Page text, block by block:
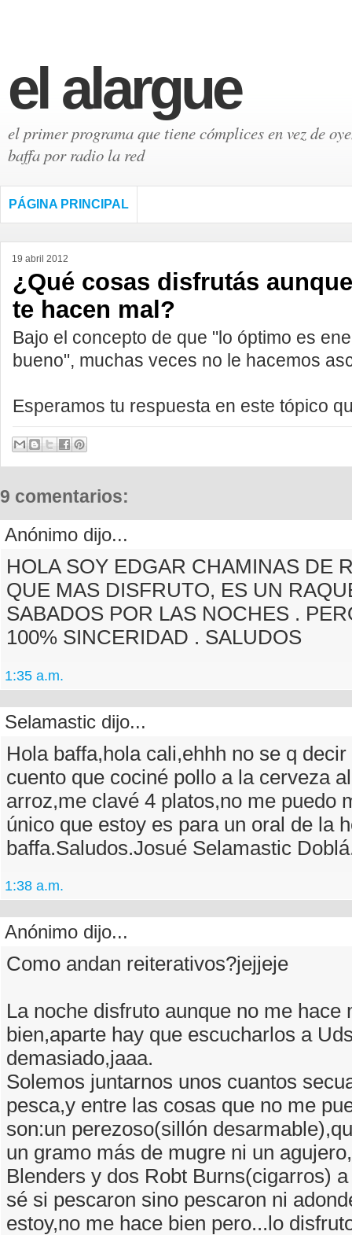
el alargue
el primer programa que tiene cómplices en vez de
baffa por radio la red
PÁGINA PRINCIPAL
19 abril 2012
¿Qué cosas disfrutás
te hacen mal?
Bajo el concepto de que "lo óptimo es
bueno", muchas veces no le hacemos
Esperamos tu respuesta en este tópico
9 comentarios:
Anónimo dijo...
HOLA SOY EDGAR CHAMINAS DE
QUE MAS DISFRUTO, ES UN
SABADOS POR LAS NOCHES .
100% SINCERIDAD . SALUDOS
1:35 a.m.
Selamastic dijo...
Hola baffa,hola cali,ehhh no se q
cuento que cociné pollo a la cerveza
arroz,me clavé 4 platos,no me puedo
único que estoy es para un oral de la
baffa.Saludos.Josué Selamastic
1:38 a.m.
Anónimo dijo...
Como andan reiterativos?jejjeje
La noche disfruto aunque no me hace
bien,aparte hay que escucharlos a
demasiado,jaaa.
Solemos juntarnos unos cuantos
pesca,y entre las cosas que no me
son:un perezoso(sillón
un gramo más de mugre ni un
Blenders y dos Robt Burns(cigarros)
sé si pescaron sino pescaron ni
estoy,no me hace bien pero...lo